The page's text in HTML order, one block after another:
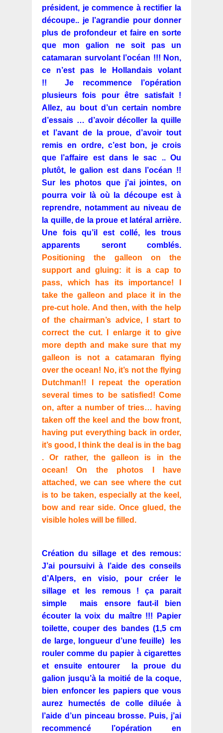
président, je commence à rectifier la
découpe.. je l’agrandie pour donner
plus de profondeur et faire en sorte
que mon galion ne soit pas un
catamaran survolant l’océan !!! Non,
ce n’est pas le Hollandais volant
!! Je recommence l’opération
plusieurs fois pour être satisfait !
Allez, au bout d’un certain nombre
d’essais … d’avoir décoller la quille
et l’avant de la proue, d’avoir tout
remis en ordre, c’est bon, je crois
que l’affaire est dans le sac .. Ou
plutôt, le galion est dans l’océan !!
Sur les photos que j’ai jointes, on
pourra voir là où la découpe est à
reprendre, notamment au niveau de
la quille, de la proue et latéral arrière.
Une fois qu’il est collé, les trous
apparents seront comblés.
Positioning the galleon on the
support and gluing: it is a cap to
pass, which has its importance! I
take the galleon and place it in the
pre-cut hole. And then, with the help
of the chairman’s advice, I start to
correct the cut. I enlarge it to give
more depth and make sure that my
galleon is not a catamaran flying
over the ocean! No, it’s not the flying
Dutchman!! I repeat the operation
several times to be satisfied! Come
on, after a number of tries… having
taken off the keel and the bow front,
having put everything back in order,
it’s good, I think the deal is in the bag
. Or rather, the galleon is in the
ocean! On the photos I have
attached, we can see where the cut
is to be taken, especially at the keel,
bow and rear side. Once glued, the
visible holes will be filled.
Création du sillage et des remous:
J’ai poursuivi à l’aide des conseils
d’Alpers, en visio, pour créer le
sillage et les remous ! ça parait
simple mais ensore faut-il bien
écouter la voix du maître !!! Papier
toilette, couper des bandes (1,5 cm
de large, longueur d’une feuille) les
rouler comme du papier à cigarettes
et ensuite entourer la proue du
galion jusqu’à la moitié de la coque,
bien enfoncer les papiers que vous
aurez humectés de colle diluée à
l’aide d’un pinceau brosse. Puis, j’ai
recommencé l’opération en